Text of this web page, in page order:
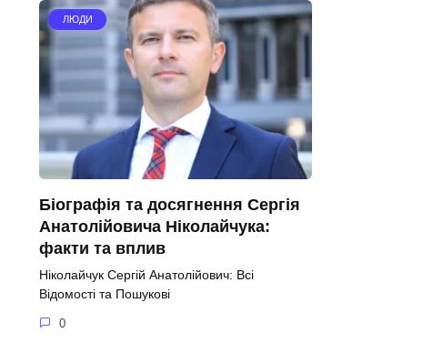
ЛЮДИ
Біографія та досягнення Сергія
Анатолійовича Ніколайчука:
факти та вплив
Ніколайчук Сергій Анатолійович: Всі
Відомості та Пошукові
0